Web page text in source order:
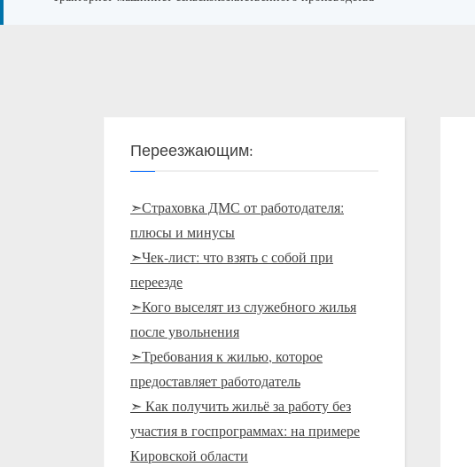
Переезжающим:
➣Страховка ДМС от работодателя:
плюсы и минусы
➣Чек-лист: что взять с собой при
переезде
➣Кого выселят из служебного жилья
после увольнения
➣Требования к жилью, которое
предоставляет работодатель
➣ Как получить жильё за работу без
участия в госпрограммах: на примере
Кировской области